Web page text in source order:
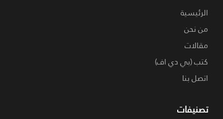
الرئيسية
من نحن
مقالات
كتب (بي دي اف)
اتصل بنا
تصنيفات